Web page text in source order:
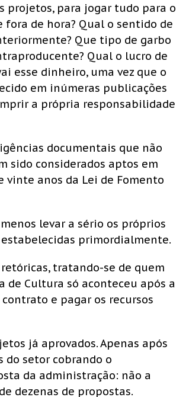
projetos, para jogar tudo para o
de hora? Qual o sentido de
Que tipo de garbo
Qual o lucro de
esse dinheiro, uma vez que o
em inúmeras publicações
a própria responsabilidade
documentais que não
sido considerados aptos em
vinte anos da Lei de Fomento
levar a sério os próprios
primordialmente.
tratando-se de quem
de Cultura só aconteceu após a
e pagar os recursos
já aprovados. Apenas após
setor cobrando o
da administração: não a
dezenas de propostas.